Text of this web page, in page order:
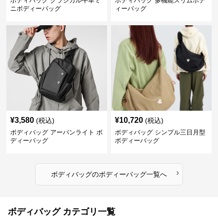
ニボディーバッグ
ィーバッグ
¥3,580 (税込)
ボディバッグ アーバンライト ボ
ディーバッグ
¥10,720 (税込)
ボディバッグ シンプル三日月型
ボディーバッグ
ボディバッグのボディーバッグ一覧へ ›
ボディバッグ カテゴリ一覧